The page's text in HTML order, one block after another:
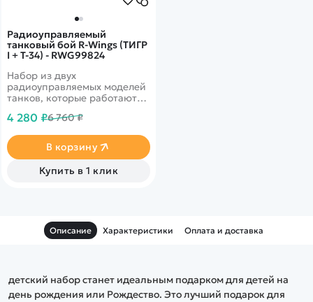
Радиоуправляемый
танковый бой R-Wings (ТИГР
I + Т-34) - RWG99824
Набор из двух
радиоуправляемых моделей
танков, которые работают
осуществляется
расстояние до 3 м в секторе
до 10 градусов. Имитируется
выстрел пушки. На задней
части башни 5 светодиодов
орудия. Питание танка
происходит от аккумулятора
4.8v 700mAh, а зарядное
4 280 ₽6 760 ₽
В корзину
Купить в 1 клик
Описание Характеристики Оплата и доставка
детский набор станет идеальным подарком для детей на
день рождения или Рождество. Это лучший подарок для